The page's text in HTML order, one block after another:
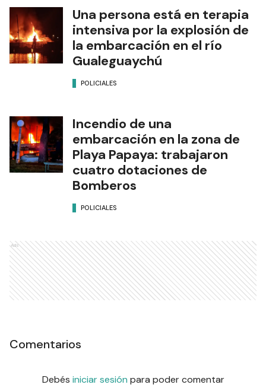
Una persona está en terapia
intensiva por la explosión de
la embarcación en el río
Gualeguaychú
POLICIALES
Incendio de una
embarcación en la zona de
Playa Papaya: trabajaron
cuatro dotaciones de
Bomberos
POLICIALES
Ads
Comentarios
Debés iniciar sesión para poder comentar